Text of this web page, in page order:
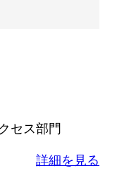
セス部門
詳細を見る